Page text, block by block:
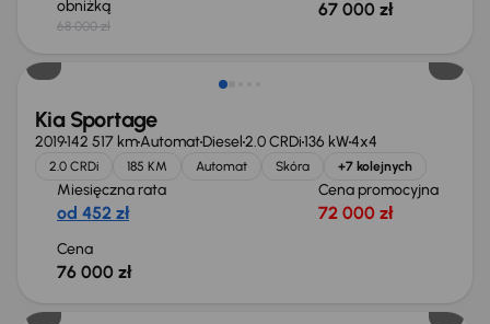
obniżką
68 000 zł
67 000 zł
Kia Sportage
2019142 517 kmAutomatDiesel2.0 CRDi136 kW4x4
2.0 CRDi 185 KM Automat Skóra +7 kolejnych
Miesięczna rata
od 452 zł
Cena promocyjna
72 000 zł
Cena
76 000 zł
Możliwość odliczenia VAT